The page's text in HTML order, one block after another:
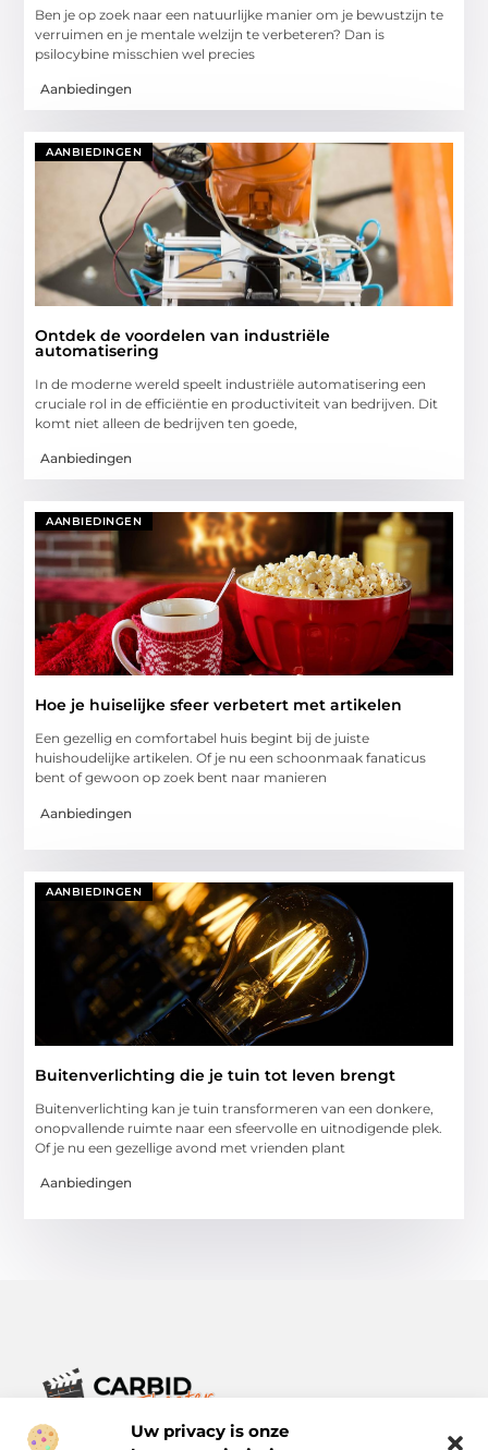
Uw privacy is onze
Ben je op zoek naar een natuurlijke manier om je bewustzijn te
verruimen en je mentale welzijn te verbeteren? Dan is
psilocybine misschien wel precies
Aanbiedingen
AANBIEDINGEN
Ontdek de voordelen van industriële
automatisering
In de moderne wereld speelt industriële automatisering een
cruciale rol in de efficiëntie en productiviteit van bedrijven. Dit
komt niet alleen de bedrijven ten goede,
Aanbiedingen
AANBIEDINGEN
Hoe je huiselijke sfeer verbetert met artikelen
Een gezellig en comfortabel huis begint bij de juiste
huishoudelijke artikelen. Of je nu een schoonmaak fanaticus
bent of gewoon op zoek bent naar manieren
Aanbiedingen
AANBIEDINGEN
Buitenverlichting die je tuin tot leven brengt
Buitenverlichting kan je tuin transformeren van een donkere,
onopvallende ruimte naar een sfeervolle en uitnodigende plek.
Of je nu een gezellige avond met vrienden plant
Aanbiedingen
Verhalen die het alledaagse leven verrijken.